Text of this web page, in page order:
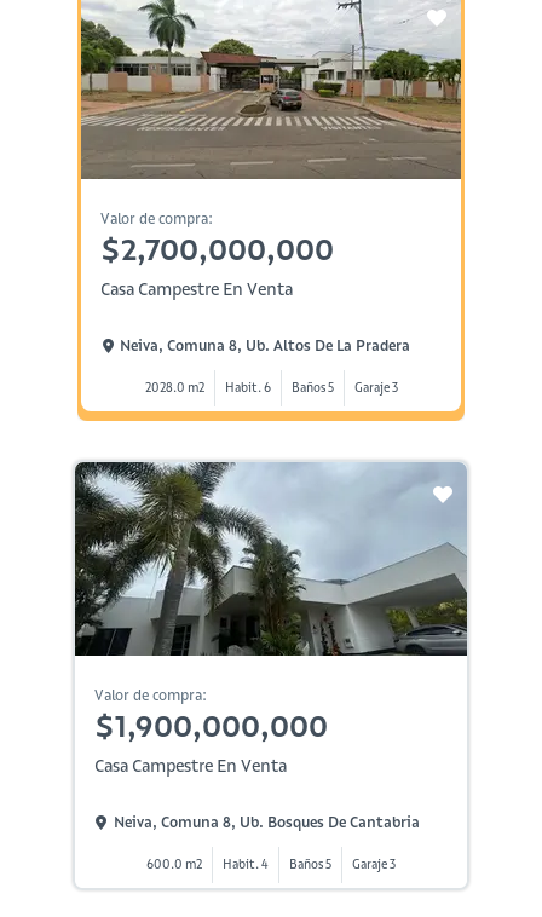
Valor de compra:
$2,700,000,000
Casa Campestre En Venta
Neiva, Comuna 8, Ub. Altos De La Pradera
2028.0 m2 Habit. 6 Baños 5 Garaje 3
Valor de compra:
$1,900,000,000
Casa Campestre En Venta
Neiva, Comuna 8, Ub. Bosques De Cantabria
600.0 m2 Habit. 4 Baños 5 Garaje 3